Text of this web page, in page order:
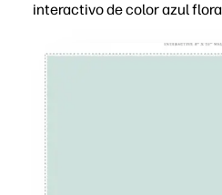
interactivo de color azul
Imprime y lleva en casa:
Actividad de baby
Diversión rápida y apta
Diseño listo para